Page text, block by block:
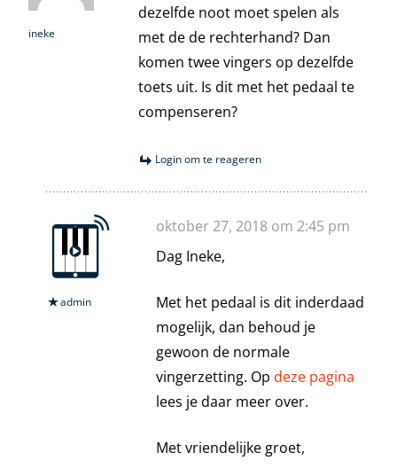
ineke
dezelfde noot moet spelen als
met de de rechterhand? Dan
komen twee vingers op dezelfde
toets uit. Is dit met het pedaal te
compenseren?
Login om te reageren
admin
oktober 27, 2018 om 2:45 pm
Dag Ineke,
Met het pedaal is dit inderdaad
mogelijk, dan behoud je
gewoon de normale
vingerzetting. Op deze pagina
lees je daar meer over.
Met vriendelijke groet,